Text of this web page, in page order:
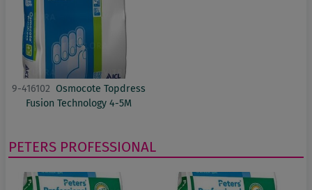
9-416102 Osmocote Topdress
Fusion Technology 4-5M
PETERS PROFESSIONAL